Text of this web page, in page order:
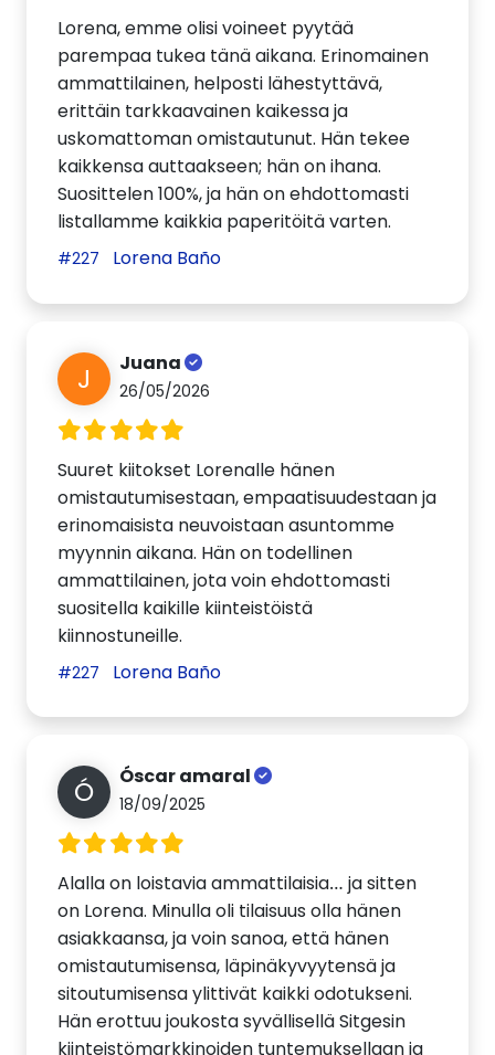
Lorena, emme olisi voineet pyytää
parempaa tukea tänä aikana. Erinomainen
ammattilainen, helposti lähestyttävä,
erittäin tarkkaavainen kaikessa ja
uskomattoman omistautunut. Hän tekee
kaikkensa auttaakseen; hän on ihana.
Suosittelen 100%, ja hän on ehdottomasti
listallamme kaikkia paperitöitä varten.
#227 Lorena Baño
J Juana
26/05/2026
Suuret kiitokset Lorenalle hänen
omistautumisestaan, empaatisuudestaan ja
erinomaisista neuvoistaan asuntomme
myynnin aikana. Hän on todellinen
ammattilainen, jota voin ehdottomasti
suositella kaikille kiinteistöistä
kiinnostuneille.
#227 Lorena Baño
Ó Óscar amaral
18/09/2025
Alalla on loistavia ammattilaisia… ja sitten
on Lorena. Minulla oli tilaisuus olla hänen
asiakkaansa, ja voin sanoa, että hänen
omistautumisensa, läpinäkyvyytensä ja
sitoutumisensa ylittivät kaikki odotukseni.
Hän erottuu joukosta syvällisellä Sitgesin
kiinteistömarkkinoiden tuntemuksellaan ja